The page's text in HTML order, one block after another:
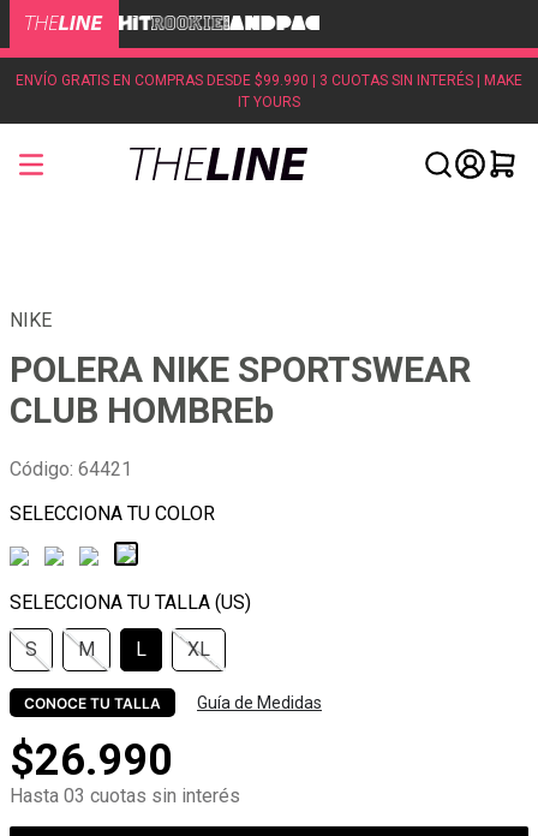
ENVÍO GRATIS EN COMPRAS DESDE $99.990 | 3 CUOTAS SIN INTERÉS | MAKE
IT YOURS
NIKE
POLERA NIKE SPORTSWEAR
CLUB HOMBREb
Código: 64421
S M L XL
CONOCE TU TALLA Guía de Medidas
$26.990
Hasta 03 cuotas sin interés